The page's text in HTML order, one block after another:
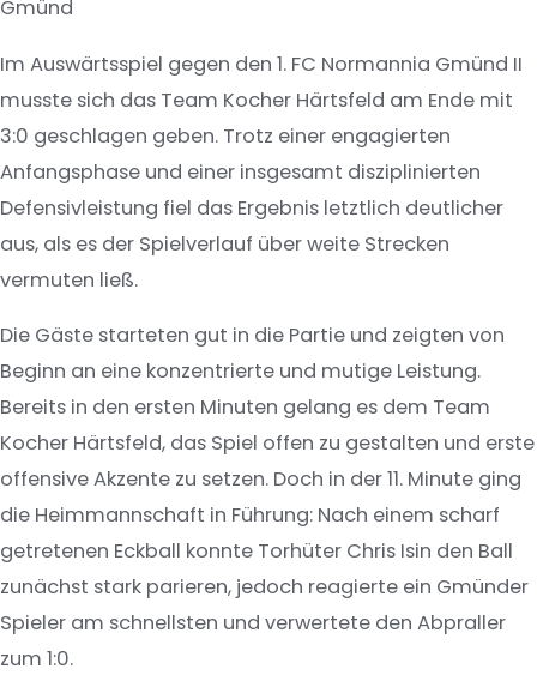
Gmünd
Im Auswärtsspiel gegen den 1. FC Normannia Gmünd II
musste sich das Team Kocher Härtsfeld am Ende mit
3:0 geschlagen geben. Trotz einer engagierten
Anfangsphase und einer insgesamt disziplinierten
Defensivleistung fiel das Ergebnis letztlich deutlicher
aus, als es der Spielverlauf über weite Strecken
vermuten ließ.
Die Gäste starteten gut in die Partie und zeigten von
Beginn an eine konzentrierte und mutige Leistung.
Bereits in den ersten Minuten gelang es dem Team
Kocher Härtsfeld, das Spiel offen zu gestalten und erste
offensive Akzente zu setzen. Doch in der 11. Minute ging
die Heimmannschaft in Führung: Nach einem scharf
getretenen Eckball konnte Torhüter Chris Isin den Ball
zunächst stark parieren, jedoch reagierte ein Gmünder
Spieler am schnellsten und verwertete den Abpraller
zum 1:0.